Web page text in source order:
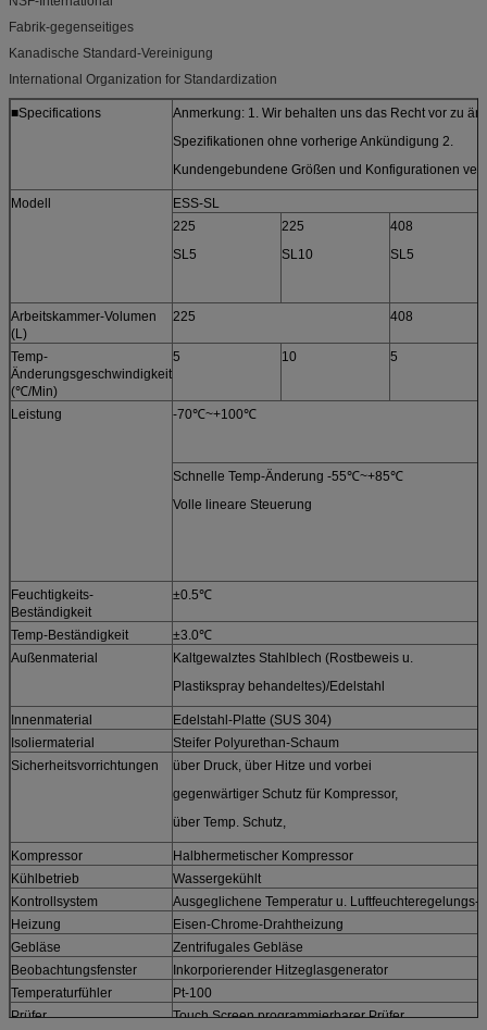
Fabrik-gegenseitiges
Kanadische Standard-Vereinigung
International Organization for Standardization
■Specifications
Anmerkung: 1. Wir behalten uns das Recht vor zu
Spezifikationen ohne vorherige Ankündigung 2.
Kundengebundene Größen und Konfigurationen
Modell
ESS-SL
225
SL5
225
SL10
408
SL5
Arbeitskammer-Volumen
(L)
225 408
Temp-
Änderungsgeschwindigkeit
(℃/Min)
5 10 5
Leistung -70℃~+100℃
Schnelle Temp-Änderung -55℃~+85℃
Volle lineare Steuerung
Feuchtigkeits-
Beständigkeit
±0.5℃
Temp-Beständigkeit
±3.0℃
Außenmaterial
Kaltgewalztes Stahlblech (Rostbeweis u.
Plastikspray behandeltes)/Edelstahl
Innenmaterial
Edelstahl-Platte (SUS 304)
Isoliermaterial
Steifer Polyurethan-Schaum
Sicherheitsvorrichtungen
über Druck, über Hitze und vorbei
gegenwärtiger Schutz für Kompressor,
über Temp. Schutz,
Kompressor
Halbhermetischer Kompressor
Kühlbetrieb
Wassergekühlt
Kontrollsystem
Ausgeglichene Temperatur u. Luftfeuchteregelungs-
Heizung
Eisen-Chrome-Drahtheizung
Gebläse
Zentrifugales Gebläse
Beobachtungsfenster
Inkorporierender Hitzeglasgenerator
Temperaturfühler
Pt-100
Prüfer
Touch Screen programmierbarer Prüfer